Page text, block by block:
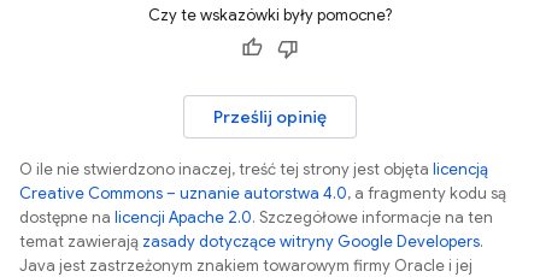
Czy te wskazówki były pomocne?
Prześlij opinię
O ile nie stwierdzono inaczej, treść tej strony jest objęta licencją
Creative Commons – uznanie autorstwa 4.0, a fragmenty kodu są
dostępne na licencji Apache 2.0. Szczegółowe informacje na ten
temat zawierają zasady dotyczące witryny Google Developers.
Java jest zastrzeżonym znakiem towarowym firmy Oracle i jej